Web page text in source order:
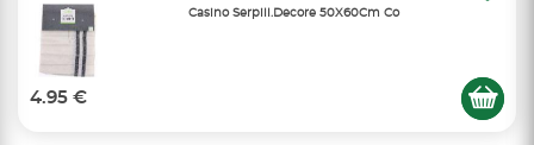
Casino Serpill.Decore 50X60Cm Co
4.95 €